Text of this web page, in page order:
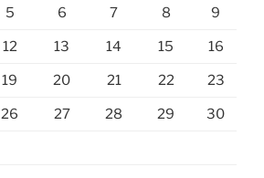
5 6 7 8 9
12 13 14 15 16
19 20 21 22 23
26 27 28 29 30